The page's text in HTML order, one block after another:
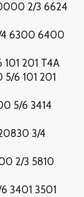
2/3 6624
4 6300 6400
101 201 T4A
5/6 101 201
5/6 3414
3/4
2/3 5810
3401 3501